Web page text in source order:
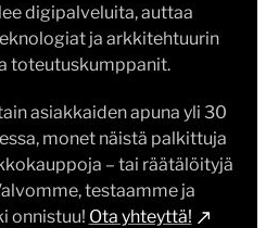
digipalveluita, auttaa
ja arkkitehtuurin
toteutuskumppanit.
asiakkaiden apuna yli 30
monet näistä palkittuja
– tai räätälöityjä
testaamme ja
onnistuu! Ota yhteyttä!